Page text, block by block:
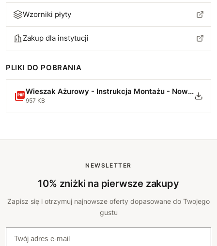
Wzorniki płyty
Zakup dla instytucji
PLIKI DO POBRANIA
Wieszak Ażurowy - Instrukcja Montażu - Nowa.pdf
957 KB
NEWSLETTER
10% zniżki na pierwsze zakupy
Zapisz się i otrzymuj najnowsze oferty dopasowane do Twojego
gustu